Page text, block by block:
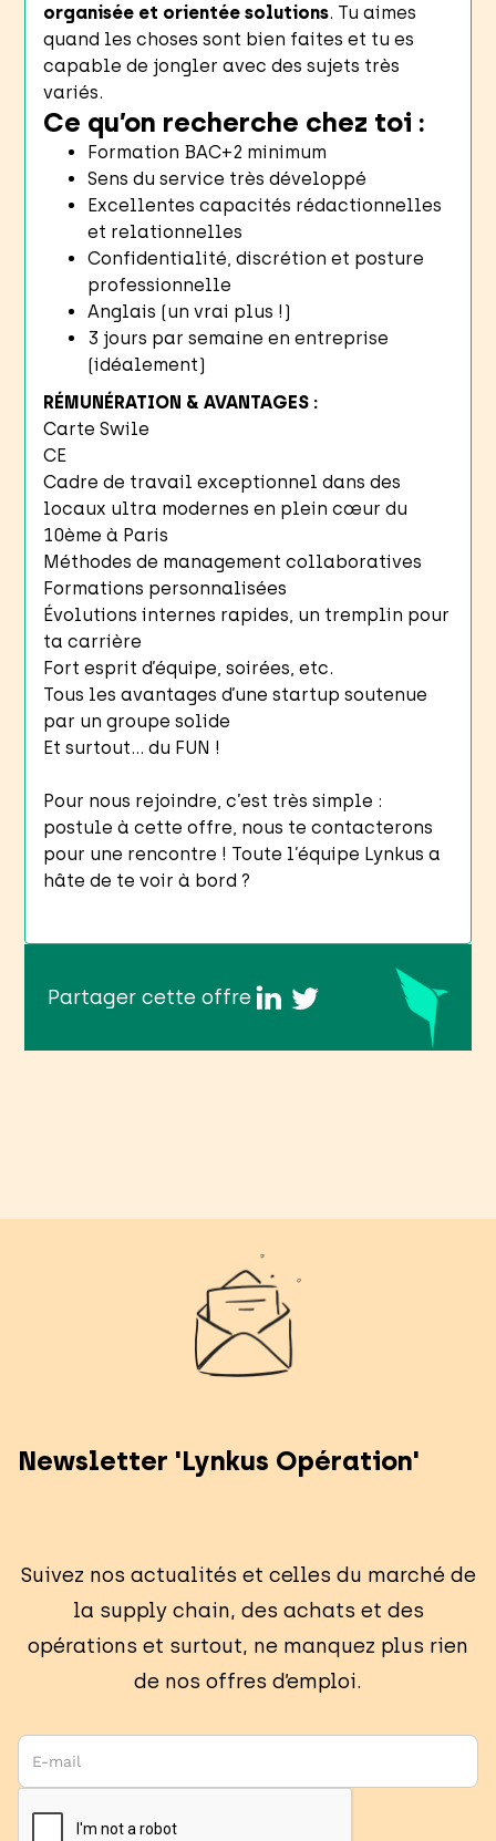
organisée et orientée solutions. Tu aimes
quand les choses sont bien faites et tu es
capable de jongler avec des sujets très
variés.
Ce qu’on recherche chez toi :
Formation BAC+2 minimum
Sens du service très développé
Excellentes capacités rédactionnelles
et relationnelles
Confidentialité, discrétion et posture
professionnelle
Anglais (un vrai plus !)
3 jours par semaine en entreprise
(idéalement)
RÉMUNÉRATION & AVANTAGES :
Carte Swile
CE
Cadre de travail exceptionnel dans des
locaux ultra modernes en plein cœur du
10ème à Paris
Méthodes de management collaboratives
Formations personnalisées
Évolutions internes rapides, un tremplin pour
ta carrière
Fort esprit d’équipe, soirées, etc.
Tous les avantages d’une startup soutenue
par un groupe solide
Et surtout… du FUN !
Pour nous rejoindre, c’est très simple :
postule à cette offre, nous te contacterons
pour une rencontre ! Toute l’équipe Lynkus a
hâte de te voir à bord ?
Partager cette offre
Newsletter 'Lynkus Opération'
Suivez nos actualités et celles du marché de
la supply chain, des achats et des
opérations et surtout, ne manquez plus rien
de nos offres d’emploi.